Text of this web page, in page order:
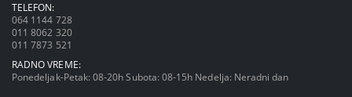
TELEFON:
064 1144 728
011 8062 320
011 7873 521
RADNO VREME:
Ponedeljak-Petak: 08-20h Subota: 08-15h Nedelja: Neradni dan